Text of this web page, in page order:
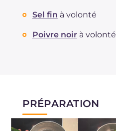
Sel fin à volonté
Poivre noir à volonté
PRÉPARATION